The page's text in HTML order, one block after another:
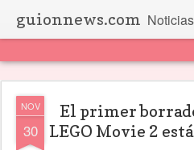
guionnews.com Noticias de
NOV
30
El primer
LEGO Movie 2